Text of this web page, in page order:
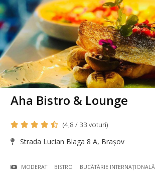
Aha Bistro & Lounge
(4,8 / 33 voturi)
Strada Lucian Blaga 8 A, Brașov
MODERAT BISTRO BUCÃTÃRIE INTERNAȚIONALĂ